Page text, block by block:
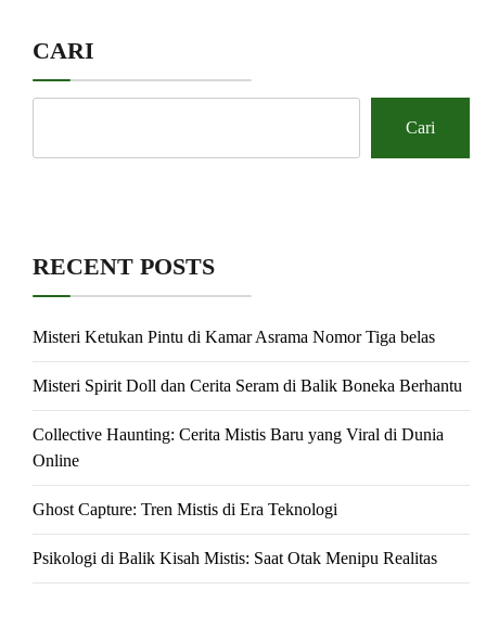
CARI
Cari
RECENT POSTS
Misteri Ketukan Pintu di Kamar Asrama Nomor Tiga belas
Misteri Spirit Doll dan Cerita Seram di Balik Boneka Berhantu
Collective Haunting: Cerita Mistis Baru yang Viral di Dunia
Online
Ghost Capture: Tren Mistis di Era Teknologi
Psikologi di Balik Kisah Mistis: Saat Otak Menipu Realitas